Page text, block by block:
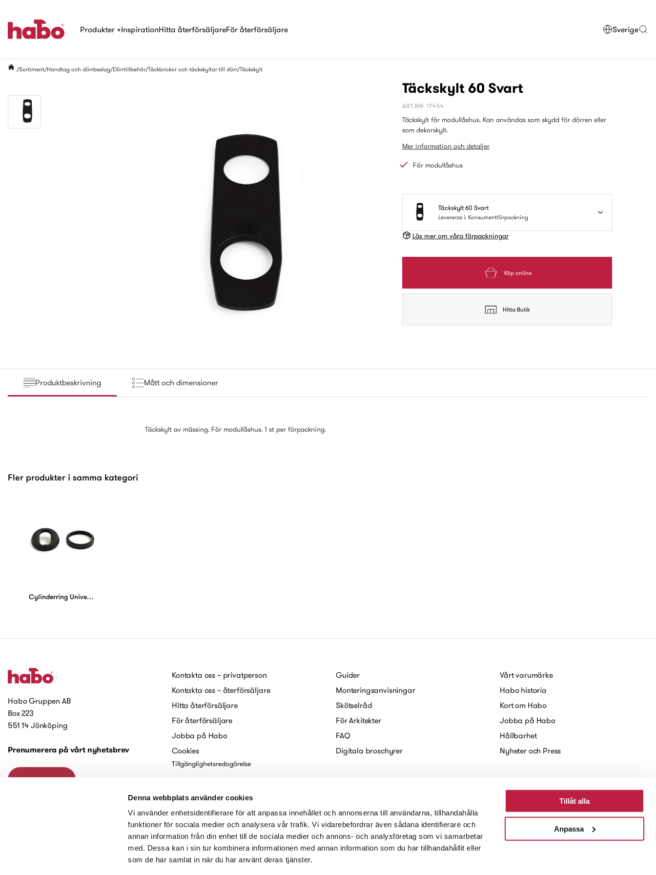
Denna webbplats använder cookies
Vi använder enhetsidentifierare för att anpassa innehållet och annonserna till användarna, tillhandahålla
funktioner för sociala medier och analysera vår trafik. Vi vidarebefordrar även sådana identifierare och
annan information från din enhet till de sociala medier och annons- och analysföretag som vi samarbetar
med. Dessa kan i sin tur kombinera informationen med annan information som du har tillhandahållit eller
som de har samlat in när du har använt deras tjänster.
Tillåt alla
Anpassa
Produkter +InspirationHitta återförsäljareFör återförsäljare Sverige
Sortiment Handtag och dörrbeslag Dörrtillbehör Täckbrickor och täckskyltar till dörr Täckskylt
Täckskylt 60 Svart
ART.NR: 17454
Täckskylt för modullåshus. Kan användas som skydd för dörren eller
som dekorskylt.
Mer information och detaljer
För modullåshus
Täckskylt 60 Svart
Levereras i: Konsumentförpackning
Läs mer om våra förpackningar
Köp online
Hitta Butik
Produktbeskrivning Mått och dimensioner
Täckskylt av mässing. För modullåshus. 1 st per förpackning.
Fler produkter i samma kategori
Cylinderring Universal Svart 9+7 mm
Habo Gruppen AB
Box 223
551 14 Jönköping
Prenumerera på vårt nyhetsbrev
Kontakta oss
Kontakta oss – privatperson
Kontakta oss – återförsäljare
Hitta återförsäljare
För återförsäljare
Jobba på Habo
Cookies
Tillgänglighetsredogörelse
Guider
Monteringsanvisningar
Skötselråd
För Arkitekter
FAQ
Digitala broschyrer
Vårt varumärke
Habo historia
Kort om Habo
Jobba på Habo
Hållbarhet
Nyheter och Press